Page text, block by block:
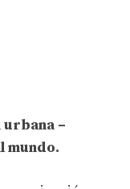
urbana –
mundo.